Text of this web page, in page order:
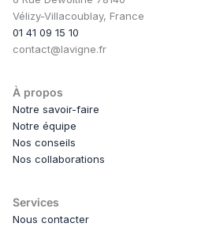
Vélizy-Villacoublay, France
01 41 09 15 10
contact@lavigne.fr
À propos
Notre savoir-faire
Notre équipe
Nos conseils
Nos collaborations
Services
Nous contacter